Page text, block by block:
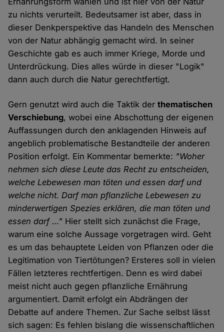
zu nichts verurteilt. Bedeutsamer ist aber, dass in
dieser Denkperspektive das Handeln des Menschen
von der Natur abhängig gemacht wird. In seiner
Geschichte gab es auch immer Kriege, Morde und
Unterdrückung. Dies alles würde in dieser "Logik"
dann auch durch die Natur gerechtfertigt.
Gern genutzt wird auch die Taktik derthematischen
Verschiebung, wobei eine Abschottung der eigenen
Auffassungen durch den anklagenden Hinweis auf
angeblich problematische Bestandteile der anderen
Position erfolgt. Ein Kommentar bemerkte: "Woher
nehmen sich diese Leute das Recht zu entscheiden,
welche Lebewesen man töten und essen darf und
welche nicht. Darf man pflanzliche Lebewesen zu
minderwertigen Spezies erklären, die man töten und
essen darf …" Hier stellt sich zunächst die Frage,
warum eine solche Aussage vorgetragen wird. Geht
es um das behauptete Leiden von Pflanzen oder die
Legitimation von Tiertötungen? Ersteres soll in vielen
Fällen letzteres rechtfertigen. Denn es wird dabei
meist nicht auch gegen pflanzliche Ernährung
argumentiert. Damit erfolgt ein Abdrängen der
Debatte auf andere Themen. Zur Sache selbst lässt
sich sagen: Es fehlen bislang die wissenschaftlichen